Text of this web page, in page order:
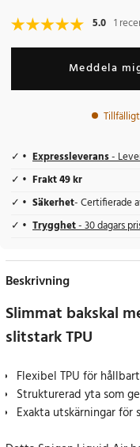
5.0 1
Meddela
Expressleverans-
Frakt 49 kr
Säkerhet- Certifierade
Trygghet- 30 dagars
Beskrivning
Slimmat bakskal
slitstark TPU
Flexibel TPU för
Strukturerad yta som
Exakta utskärningar